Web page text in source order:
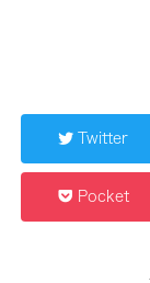
Twitter
Pocket